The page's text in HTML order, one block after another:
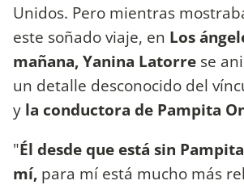
Unidos. Pero mientras
este soñado viaje, en Los
mañana, Yanina Latorre se
un detalle desconocido del
y la conductora de Pampita
"Él desde que está sin
mí, para mí está mucho más